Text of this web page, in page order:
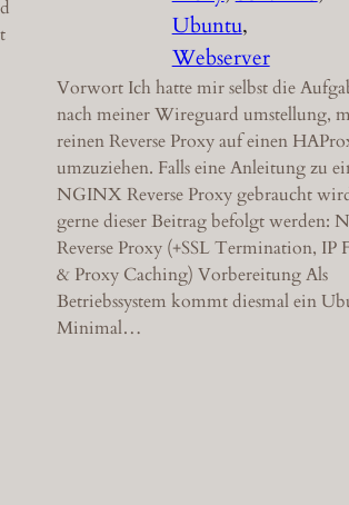
Ubuntu
Webserver
Vorwort Ich hatte mir selbst die
nach meiner Wireguard umstellung,
reinen Reverse Proxy auf einen
umzuziehen. Falls eine Anleitung zu
NGINX Reverse Proxy gebraucht
gerne dieser Beitrag befolgt werden:
Reverse Proxy (+SSL Termination, IP
& Proxy Caching) Vorbereitung Als
Betriebssystem kommt diesmal ein
Minimal…